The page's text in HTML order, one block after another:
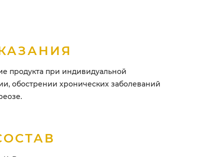
продукта при индивидуальной
обострении хронических заболеваний